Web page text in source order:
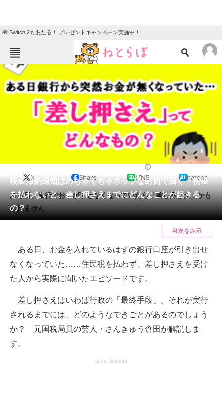
🎁 Switch 2もあたる！ プレゼントキャンペーン実施中！
ねとらぼメニュー
TOP ニュース
クイズ
地域
教育・育児
会員記事
メディア
注目記事を集めた総合ページ
スマホと通信の最新トレンド
ビジネスと働き方のヒント
税金滞納通知はめちゃくちゃポップな封筒で届く 税金
を払わないと、差し押さえまでにどんなことが起きる
の？
X Share LINE hatena
ある日、銀行でお金が下せなくなっていたら「差し押さえ」かも
しれません。
目次を表示
ある日、お金を入れているはずの銀行口座が引き出せ
なくなっていた……住民税を払わず、差し押さえを受け
た人から実際に聞いたエピソードです。
差し押さえはいわば行政の「最終手段」。それが実行
されるまでには、どのようなできごとがあるのでしょう
か？ 元国税局員の芸人・さんきゅう倉田が解説しま
す。
advertisement